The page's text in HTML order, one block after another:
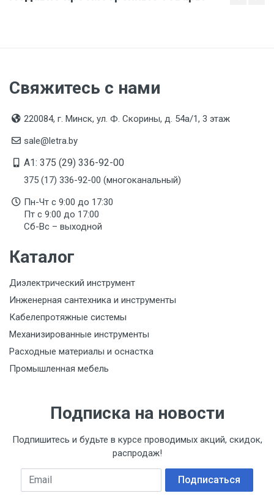
Свяжитесь с нами
220084, г. Минск, ул. Ф. Скорины, д. 54а/1, 3 этаж
sale@letra.by
A1: 375 (29) 336-92-00
375 (17) 336-92-00 (многоканальный)
Пн-Чт с 9:00 до 17:30
Пт с 9:00 до 17:00
Сб-Вс – выходной
Каталог
Диэлектрический инструмент
Инженерная сантехника и инструменты
Кабелепротяжные системы
Механизированные инструменты
Расходные материалы и оснастка
Промышленная мебель
Подписка на новости
Подпишитесь и будьте в курсе проводимых акций, скидок,
распродаж!
Email Подписаться